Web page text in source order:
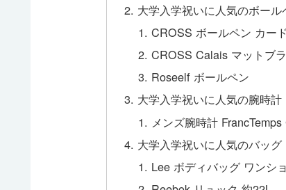
大学入学祝いに人気のボール
CROSS ボールペン カー
CROSS Calais マットブ
Roseelf ボールペン
大学入学祝いに人気の腕時計
メンズ腕時計
大学入学祝いに人気のバッグ
Lee ボディバッグ ワンシ